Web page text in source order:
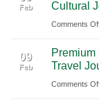
Feb
Cultural
Comments
09
Feb
Travel
Comments